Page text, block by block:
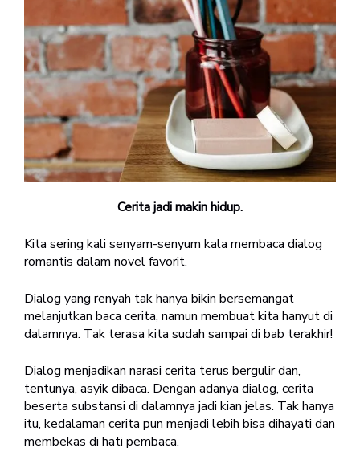
Cerita jadi makin hidup.
Kita sering kali senyam-senyum kala membaca dialog
romantis dalam novel favorit.
Dialog yang renyah tak hanya bikin bersemangat
melanjutkan baca cerita, namun membuat kita hanyut di
dalamnya. Tak terasa kita sudah sampai di bab terakhir!
Dialog menjadikan narasi cerita terus bergulir dan,
tentunya, asyik dibaca. Dengan adanya dialog, cerita
beserta substansi di dalamnya jadi kian jelas. Tak hanya
itu, kedalaman cerita pun menjadi lebih bisa dihayati dan
membekas di hati pembaca.